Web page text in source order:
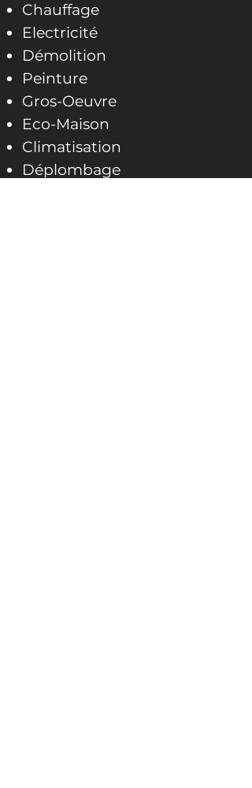
Chauffage
Electricité
Démolition
Peinture
Gros-Oeuvre
Eco-Maison
Climatisation
Déplombage